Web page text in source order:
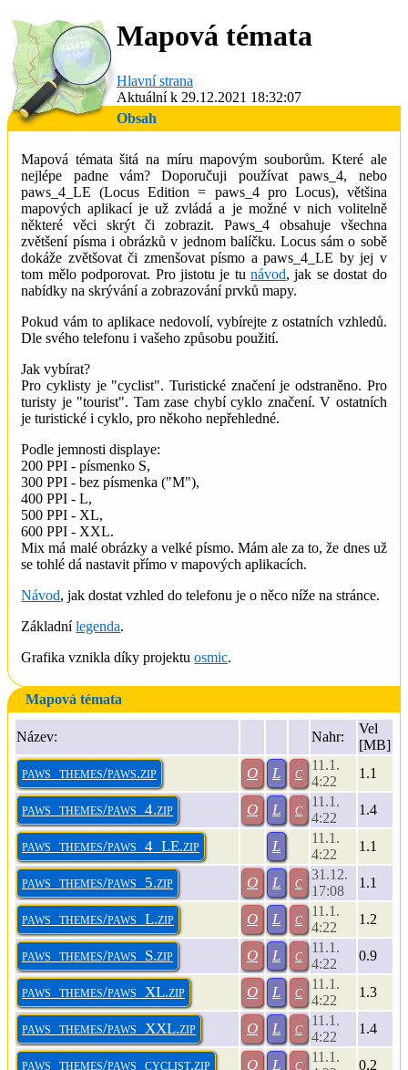
Mapová témata
Hlavní strana
Aktuální k 29.12.2021 18:32:07
Obsah
Mapová témata šitá na míru mapovým souborům. Které ale
nejlépe padne vám? Doporučuji používat paws_4, nebo
paws_4_LE (Locus Edition = paws_4 pro Locus), většina
mapových aplikací je už zvládá a je možné v nich volitelně
některé věci skrýt či zobrazit. Paws_4 obsahuje všechna
zvětšení písma i obrázků v jednom balíčku. Locus sám o sobě
dokáže zvětšovat či zmenšovat písmo a paws_4_LE by jej v
tom mělo podporovat. Pro jistotu je tunávod, jak se dostat do
nabídky na skrývání a zobrazování prvků mapy.
Pokud vám to aplikace nedovolí, vybírejte z ostatních vzhledů.
Dle svého telefonu i vašeho způsobu použití.
Jak vybírat?
Pro cyklisty je "cyclist". Turistické značení je odstraněno. Pro
turisty je "tourist". Tam zase chybí cyklo značení. V ostatních
je turistické i cyklo, pro někoho nepřehledné.
Podle jemnosti displaye:
200 PPI - písmenko S,
300 PPI - bez písmenka ("M"),
400 PPI - L,
500 PPI - XL,
600 PPI - XXL.
Mix má malé obrázky a velké písmo. Mám ale za to, že dnes už
se tohlé dá nastavit přímo v mapových aplikacích.
Návod, jak dostat vzhled do telefonu je o něco níže na stránce.
Základnílegenda.
Grafika vznikla díky projektuosmic.
Mapová témata
Název: Nahr:
Vel
[MB]
paws_themes/paws.zip O L c
11.1.
4:22
1.1
paws_themes/paws_4.zip O L c
11.1.
4:22
1.4
paws_themes/paws_4_LE.zip L
11.1.
4:22
1.1
paws_themes/paws_5.zip O L c 31.12.
17:08
1.1
paws_themes/paws_L.zip O L c
11.1.
4:22
1.2
paws_themes/paws_S.zip O L c
11.1.
4:22
0.9
paws_themes/paws_XL.zip O L c
11.1.
4:22
1.3
paws_themes/paws_XXL.zip O L c
11.1.
4:22
1.4
paws_themes/paws_cyclist.zip O L c
11.1.
0.2